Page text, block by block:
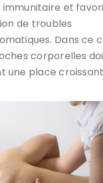
et
de troubles
Dans ce
corporelles
une place